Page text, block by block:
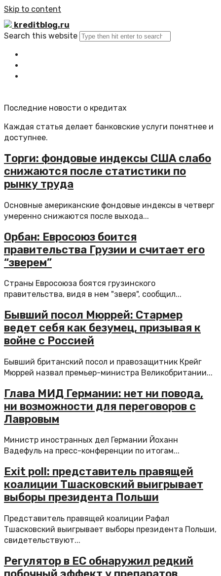
Skip to content
kreditblog.ru
Search this website
Последние новости о кредитах
Каждая статья делает банковские услуги понятнее и
доступнее.
Торги: фондовые индексы США слабо
снижаются после статистики по
рынку труда
Основные американские фондовые индексы в четверг
умеренно снижаются после выхода...
Орбан: Евросоюз боится
правительства Грузии и считает его
“зверем”
Страны Евросоюза боятся грузинского
правительства, видя в нем "зверя", сообщил...
Бывший посол Мюррей: Стармер
ведет себя как безумец, призывая к
войне с Россией
Бывший британский посол и правозащитник Крейг
Мюррей назвал премьер-министра Великобритании...
Глава МИД Германии: нет ни повода,
ни возможности для переговоров с
Лавровым
Министр иностранных дел Германии Йоханн
Вадефуль на пресс-конференции по итогам...
Exit poll: представитель правящей
коалиции Тшасковский выигрывает
выборы президента Польши
Представитель правящей коалиции Рафал
Тшасковский выигрывает выборы президента Польши,
свидетельствуют...
Регулятор в ЕС обнаружил редкий